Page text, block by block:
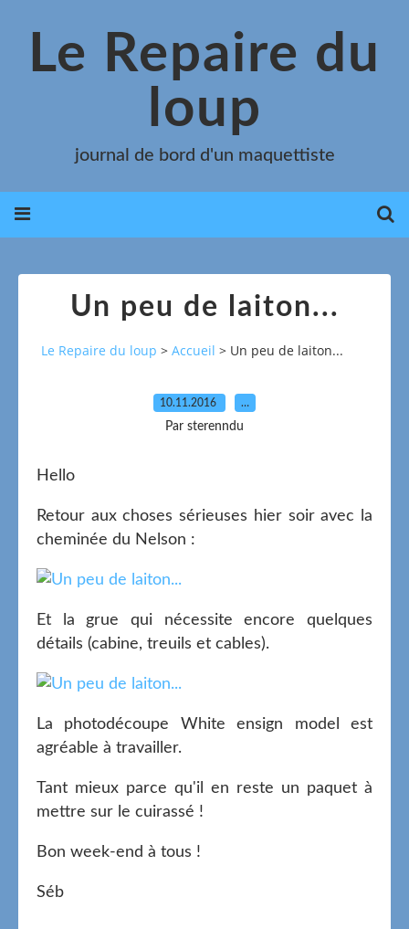
Le Repaire du
loup
journal de bord d'un maquettiste
Un peu de laiton...
Le Repaire du loup > Accueil > Un peu de laiton...
10.11.2016 …
Par sterenndu
Hello
Retour aux choses sérieuses hier soir avec la
cheminée du Nelson :
Et la grue qui nécessite encore quelques
détails (cabine, treuils et cables).
La photodécoupe White ensign model est
agréable à travailler.
Tant mieux parce qu'il en reste un paquet à
mettre sur le cuirassé !
Bon week-end à tous !
Séb